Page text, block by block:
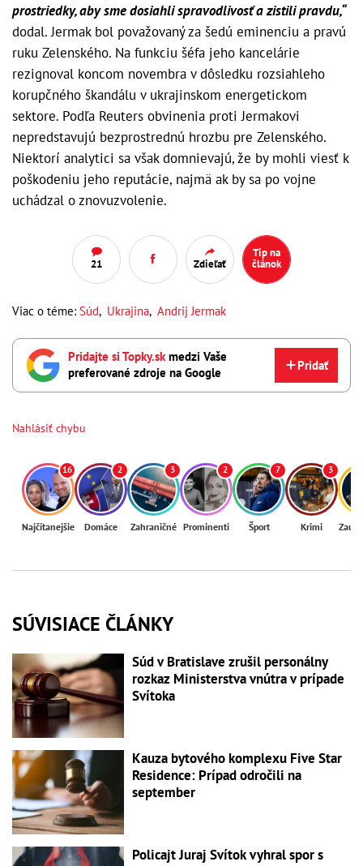
prostriedky, aby sme dosiahli spravodlivosť a zistili pravdu,“
dodal. Jermak bol považovaný za šedú eminenciu a pravú
ruku Zelenského. Na funkciu šéfa jeho kancelárie
rezignoval koncom novembra v dôsledku rozsiahleho
korupčného škandálu v ukrajinskom energetickom
sektore. Podľa Reuters obvinenia proti Jermakovi
nepredstavujú bezprostrednú hrozbu pre Zelenského.
Niektorí analytici sa však domnievajú, že by mohli viesť k
poškodeniu jeho reputácie, najmä ak by sa po vojne
uchádzal o znovuzvolenie.
21 Zdieľať
Tip na
článok
Viac o téme: Súd, Ukrajina, Andrij Jermak
Pridajte si Topky.skmedzi Vaše
preferované zdroje na Google
Pridať
Nahlásiť chybu
16
Najčítanejšie
2
Domáce
3
Zahraničné
2
Prominenti
7
Šport
3
Krimi
SÚVISIACE ČLÁNKY
Súd v Bratislave zrušil personálny
rozkaz Ministerstva vnútra v prípade
Svítoka
Kauza bytového komplexu Five Star
Residence: Prípad odročili na
september
Policajt Juraj Svítok vyhral spor s